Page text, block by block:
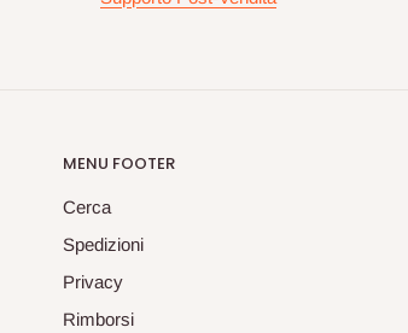
MENU FOOTER
Cerca
Spedizioni
Privacy
Rimborsi